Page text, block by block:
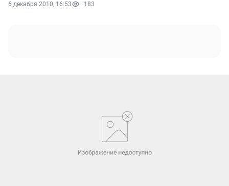
6 декабря 2010, 16:53 183